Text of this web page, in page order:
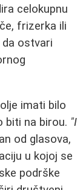
celokupnu
frizerka ili
ostvari
imati bilo
biti na birou. "I
od glasova,
u kojoj se
podrške